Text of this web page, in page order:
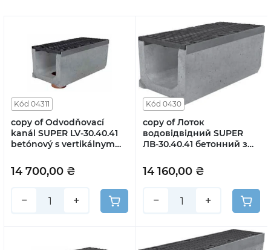
Kód 04311
copy of Odvodňovací
kanál SUPER LV-30.40.41
betónový s vertikálnym
štrbinovou liatinovou
(súprava)
14 700,00 ₴
− +
Kód 0430
copy of Лоток
водовідвідний SUPER
ЛВ-30.40.41 бетонний з
чавунною (комплект)
14 160,00 ₴
− +